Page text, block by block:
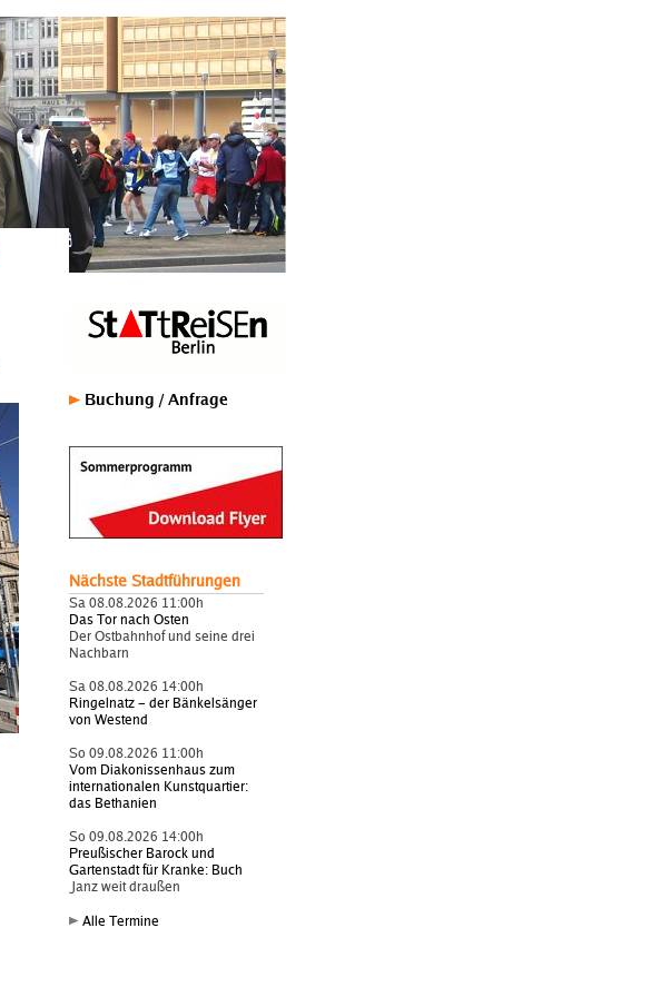
Buchung / Anfrage
Nächste Stadtführungen
Sa 08.08.2026 11:00h
Das Tor nach Osten
Der Ostbahnhof und seine drei
Nachbarn
Sa 08.08.2026 14:00h
Ringelnatz – der Bänkelsänger
von Westend
So 09.08.2026 11:00h
Vom Diakonissenhaus zum
internationalen Kunstquartier:
das Bethanien
So 09.08.2026 14:00h
Preußischer Barock und
Gartenstadt für Kranke: Buch
Janz weit draußen
Alle Termine